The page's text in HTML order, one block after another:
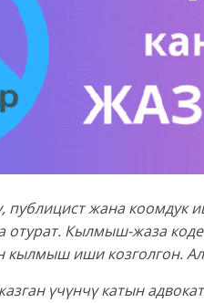
жана коомдук
Кылмыш-жаза
иши козголгон. Ал
үчүнчү катын